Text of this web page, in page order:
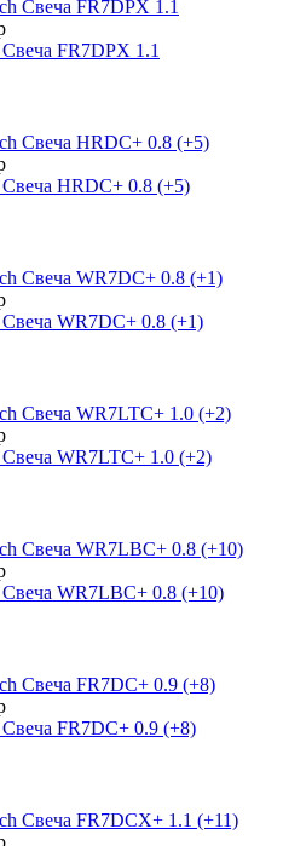
FR7DPX 1.1
HRDC+ 0.8 (+5)
WR7DC+ 0.8 (+1)
WR7LTC+ 1.0 (+2)
WR7LBC+ 0.8 (+10)
FR7DC+ 0.9 (+8)